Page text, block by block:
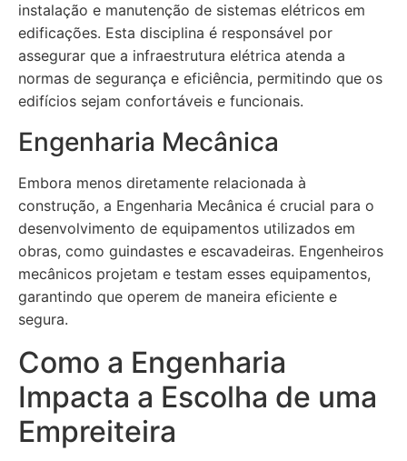
instalação e manutenção de sistemas elétricos em
edificações. Esta disciplina é responsável por
assegurar que a infraestrutura elétrica atenda a
normas de segurança e eficiência, permitindo que os
edifícios sejam confortáveis e funcionais.
Engenharia Mecânica
Embora menos diretamente relacionada à
construção, a Engenharia Mecânica é crucial para o
desenvolvimento de equipamentos utilizados em
obras, como guindastes e escavadeiras. Engenheiros
mecânicos projetam e testam esses equipamentos,
garantindo que operem de maneira eficiente e
segura.
Como a Engenharia
Impacta a Escolha de uma
Empreiteira